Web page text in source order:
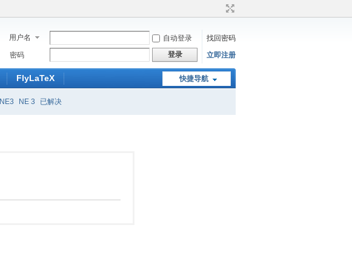
用户名 自动登录
找回密码
密码
登录 立即注册
快捷导航
FlyLaTeX
NE3 NE 3 已解决